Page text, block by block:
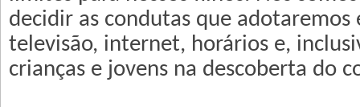
decidir as condutas que adotaremos
televisão, internet, horários e,
crianças e jovens na descoberta do